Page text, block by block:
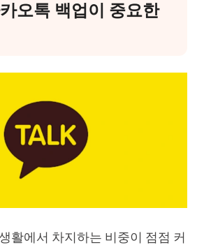
의사항
for KakaoTalk 활용한 선택적
오톡 백업이 중요한
활에서 차지하는 비중이 점점 커